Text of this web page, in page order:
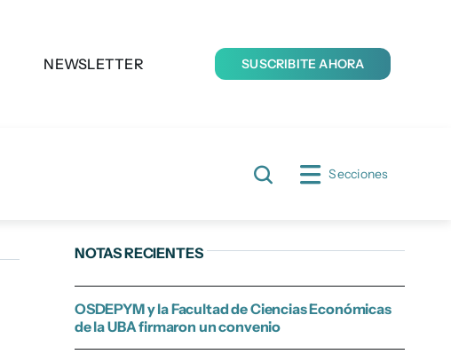
NEWSLETTER SUSCRIBITE AHORA
Secciones
NOTAS RECIENTES
OSDEPYM y la Facultad de Ciencias Económicas
de la UBA firmaron un convenio